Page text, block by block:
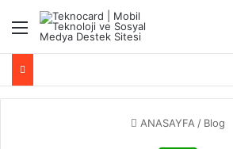
Menü
ANASAYFA / Blog